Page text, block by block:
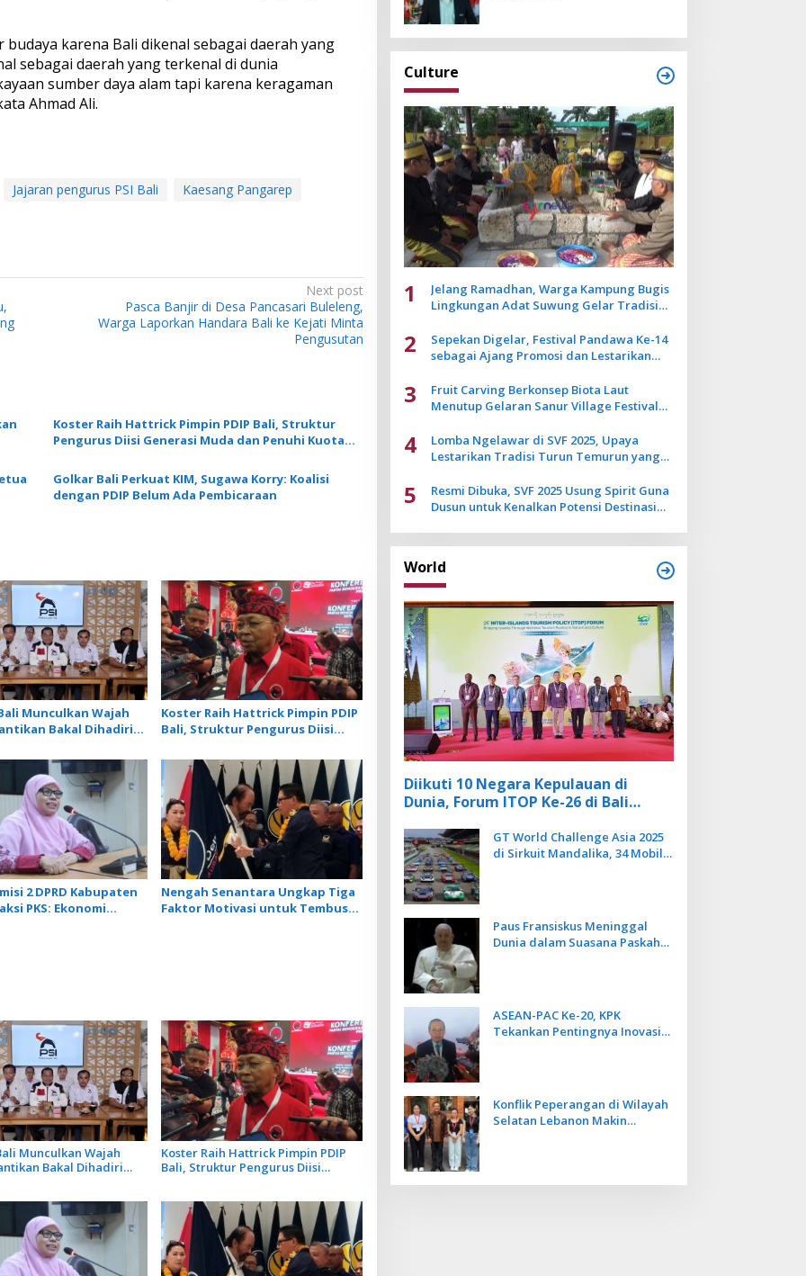
karena Bali dikenal sebagai daerah yang
sebagai daerah yang terkenal di dunia
sumber daya alam tapi karena keragaman
Ahmad Ali.
Jajaran pengurus PSI Bali
Kaesang Pangarep
Next post
Pasca Banjir di Desa Pancasari Buleleng,
Warga Laporkan Handara Bali ke Kejati Minta
Pengusutan
Koster Raih Hattrick Pimpin PDIP Bali, Struktur
Pengurus Diisi Generasi Muda dan Penuhi Kuota
Golkar Bali Perkuat KIM, Sugawa Korry: Koalisi
dengan PDIP Belum Ada Pembicaraan
Munculkan Wajah
Bakal Dihadiri
Koster Raih Hattrick Pimpin PDIP
Bali, Struktur Pengurus Diisi
Perempuan
2 DPRD Kabupaten
PKS: Ekonomi
Nengah Senantara Ungkap Tiga
Faktor Motivasi untuk Tembus
Munculkan Wajah
Bakal Dihadiri
Koster Raih Hattrick Pimpin PDIP
Bali, Struktur Pengurus Diisi
Culture
1
Jelang Ramadhan, Warga Kampung Bugis
Lingkungan Adat Suwung Gelar Tradisi
2
Sepekan Digelar, Festival Pandawa Ke-14
sebagai Ajang Promosi dan Lestarikan
3
Fruit Carving Berkonsep Biota Laut
Menutup Gelaran Sanur Village Festival
4
Lomba Ngelawar di SVF 2025, Upaya
Lestarikan Tradisi Turun Temurun yang
5
Resmi Dibuka, SVF 2025 Usung Spirit Guna
Dusun untuk Kenalkan Potensi Destinasi
World
Diikuti 10 Negara Kepulauan di
Dunia, Forum ITOP Ke-26 di Bali
Berbasis Alam dan Budaya
GT World Challenge Asia 2025
di Sirkuit Mandalika, 34 Mobil
Paus Fransiskus Meninggal
Dunia dalam Suasana Paskah
ASEAN-PAC Ke-20, KPK
Tekankan Pentingnya Inovasi
Konflik Peperangan di Wilayah
Selatan Lebanon Makin